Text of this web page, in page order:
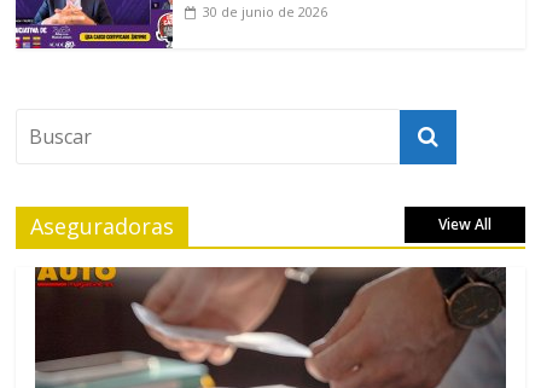
30 de junio de 2026
Aseguradoras View All